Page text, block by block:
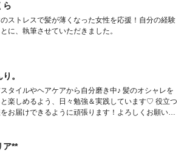
ら
のストレスで髪が薄くなった女性を応援！自分の経験
に、執筆させていただきました。
。
タイルやヘアケアから自分磨き中♪ 髪のオシャレを
と楽しめるよう、日々勉強＆実践しています♡ 役立つ
お届けできるように頑張ります！よろしくお願いし
ア**